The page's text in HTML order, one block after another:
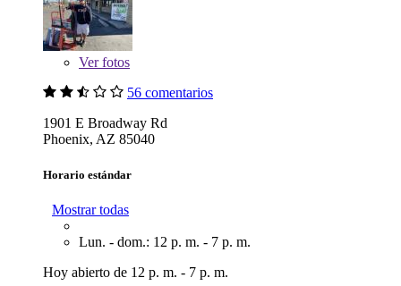
Verfotos
56 comentarios
1901 E Broadway Rd
Phoenix, AZ 85040
Horario estándar
Mostrar todas
Lun. - dom.: 12 p. m. - 7 p. m.
Hoy abierto de 12 p. m. - 7 p. m.